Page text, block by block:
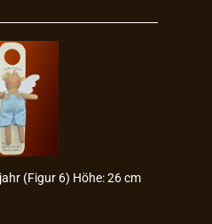
(Figur 6) Höhe: 26 cm